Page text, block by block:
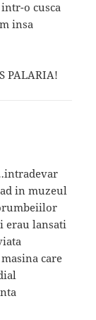
o cusca
insa
PALARIA!
in muzeul
erau lansati
care